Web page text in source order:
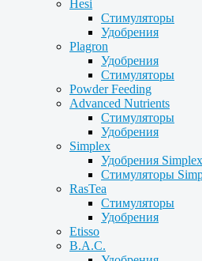
Hesi
Стимуляторы
Удобрения
Plagron
Удобрения
Стимуляторы
Powder Feeding
Advanced Nutrients
Стимуляторы
Удобрения
Simplex
Удобрения Simplex
Стимуляторы
RasTea
Стимуляторы
Удобрения
Etisso
B.A.C.